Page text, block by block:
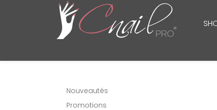
Nouveautés
Promotions